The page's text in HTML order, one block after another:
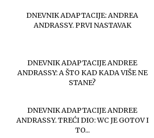
DNEVNIK ADAPTACIJE: ANDREA
ANDRASSY. PRVI NASTAVAK
DNEVNIK ADAPTACIJE ANDREE
ANDRASSY: A ŠTO KAD KADA VIŠE NE
STANE?
DNEVNIK ADAPTACIJE ANDREE
ANDRASSY. TREĆI DIO: WC JE GOTOV I
TO...